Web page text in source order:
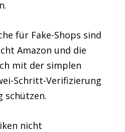
für Fake-Shops sind
Amazon und die
mit der simplen
Schritt-Verifizierung
schützen.
nicht